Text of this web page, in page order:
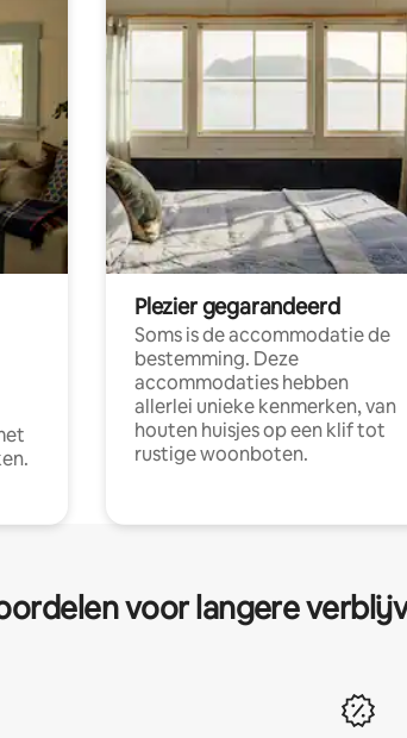
Plezier gegarandeerd
Soms is de accommodatie de
bestemming. Deze
accommodaties hebben
allerlei unieke kenmerken, van
houten huisjes op een klif tot
rustige woonboten.
voor langere